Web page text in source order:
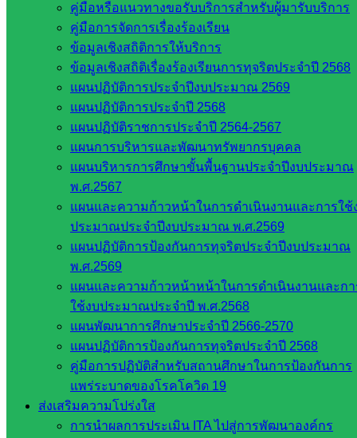
คู่มือหรือแนวทางขอรับบริการสำหรับผู้มารับบริการ
คู่มือการจัดการเรื่องร้องเรียน
ข้อมูลเชิงสถิติการให้บริการ
ข้อมูลเชิงสถิติเรื่องร้องเรียนการทุจริตประจำปี 2568
แผนปฏิบัติการประจำปีงบประมาณ 2569
แผนปฏิบัติการประจำปี 2568
แผนปฏิบัติราชการประจำปี 2564-2567
แผนการบริหารและพัฒนาทรัพยากรบุคคล
แผนบริหารการศึกษาขั้นพื้นฐานประจำปีงบประมาณ
พ.ศ.2567
แผนและความก้าวหน้าในการดำเนินงานและการใช้
ประมาณประจำปีงบประมาณ พ.ศ.2569
แผนปฏิบัติการป้องกันการทุจริตประจำปีงบประมาณ
พ.ศ.2569
แผนและความก้าวหน้าหน้าในการดำเนินงานและก
ใช้งบประมาณประจำปี พ.ศ.2568
แผนพัฒนาการศึกษาประจำปี 2566-2570
แผนปฏิบัติการป้องกันการทุจริตประจำปี 2568
คู่มือการปฏิบัติสำหรับสถานศึกษาในการป้องกันการ
แพร่ระบาดของโรคโควิด 19
ส่งเสริมความโปร่งใส
การนำผลการประเมิน ITA ไปสู่การพัฒนาองค์กร
Bannongrua Bannongrua
หน่วยงาน
ที่เกี่ยวข้อง
กระทรวง
ศึกษาธิการ
กระทรวง
การ
อุดมศึกษา
สำนักงาน
เลขาธิการ
สภาการ
ศึกษา
สำนักงาน
กรรมการ
การ